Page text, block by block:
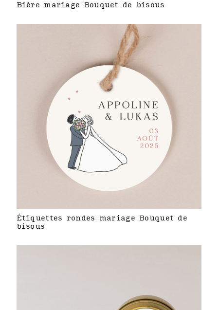
Bière mariage Bouquet de bisous
Étiquettes rondes mariage Bouquet de
bisous